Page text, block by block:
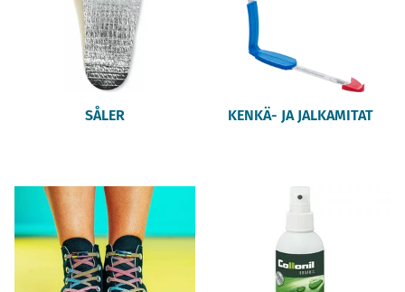
SÅLER KENKÄ- JA JALKAMITAT